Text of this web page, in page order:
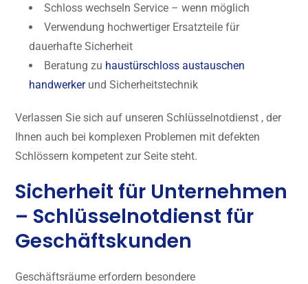
Schloss wechseln Service – wenn möglich
Verwendung hochwertiger Ersatzteile für
dauerhafte Sicherheit
Beratung zu haustürschloss austauschen
handwerkerund Sicherheitstechnik
Verlassen Sie sich auf unseren Schlüsselnotdienst , der
Ihnen auch bei komplexen Problemen mit defekten
Schlössern kompetent zur Seite steht.
Sicherheit für Unternehmen
– Schlüsselnotdienst für
Geschäftskunden
Geschäftsräume erfordern besondere